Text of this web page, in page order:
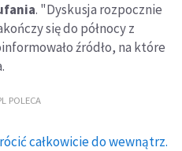
. "Dyskusja rozpocznie
się do północy z
źródło, na które
POLECA
całkowicie do wewnątrz.